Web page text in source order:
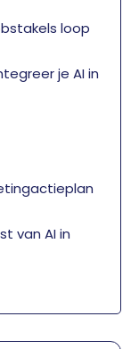
loop
je AI in
van AI in